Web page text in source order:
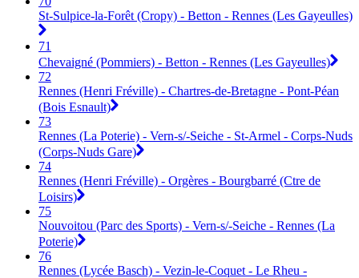
St-Sulpice-la-Forêt (Cropy) - Betton - Rennes (Les Gayeulles)
71
Chevaigné (Pommiers) - Betton - Rennes (Les Gayeulles)
72
Rennes (Henri Fréville) - Chartres-de-Bretagne - Pont-Péan
(Bois Esnault)
73
Rennes (La Poterie) - Vern-s/-Seiche - St-Armel - Corps-Nuds
(Corps-Nuds Gare)
74
Rennes (Henri Fréville) - Orgères - Bourgbarré (Ctre de
Loisirs)
75
Nouvoitou (Parc des Sports) - Vern-s/-Seiche - Rennes (La
Poterie)
76
Rennes (Lycée Basch) - Vezin-le-Coquet - Le Rheu -